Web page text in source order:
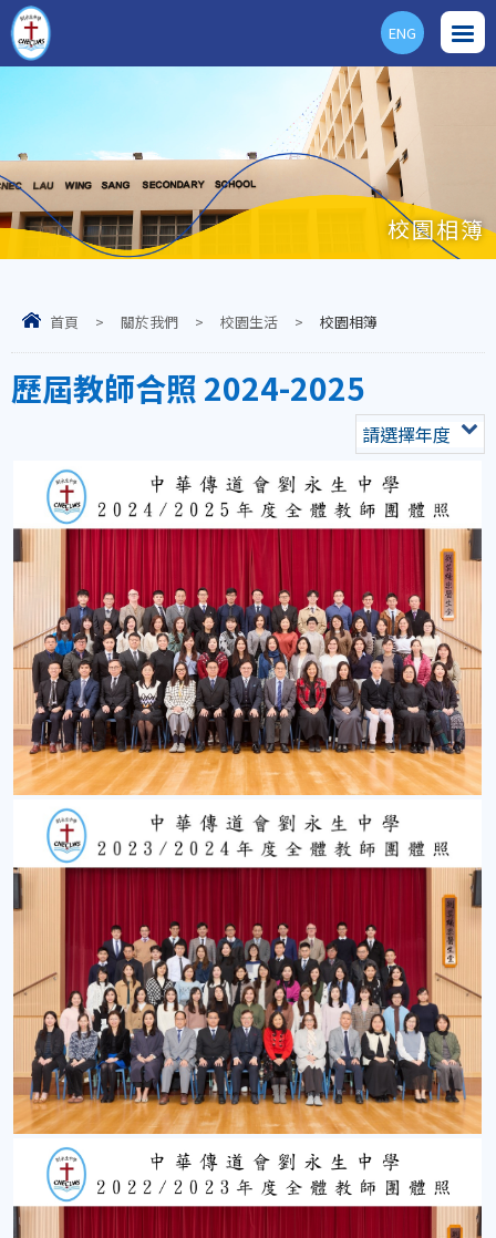
ENG
校園相簿
首頁 > 關於我們 > 校園生活 > 校園相簿
歷屆教師合照 2024-2025
請選擇年度